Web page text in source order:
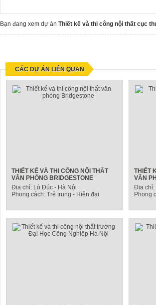
Bạn đang xem dự án Thiết kế và thi công nội thất cục
CÁC DỰ ÁN LIÊN QUAN
THIẾT KẾ VÀ THI CÔNG NỘI THẤT
VĂN PHÒNG BRIDGESTONE
Địa chỉ: Lò Đúc - Hà Nội
Phong cách: Trẻ trung - Hiện đại
THIẾT
VĂN
Địa chỉ:
Phong